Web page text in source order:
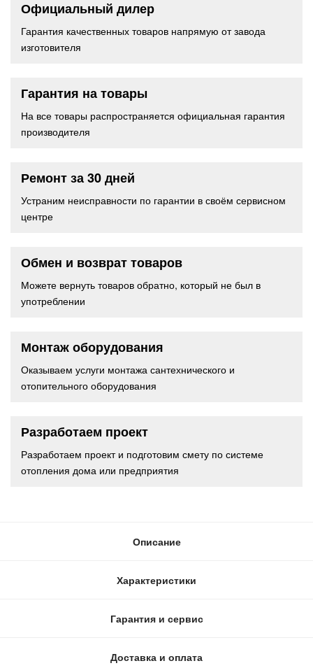
Официальный дилер
Гарантия качественных товаров напрямую от завода
изготовителя
Гарантия на товары
На все товары распространяется официальная гарантия
производителя
Ремонт за 30 дней
Устраним неисправности по гарантии в своём сервисном
центре
Обмен и возврат товаров
Можете вернуть товаров обратно, который не был в
употреблении
Монтаж оборудования
Оказываем услуги монтажа сантехнического и
отопительного оборудования
Разработаем проект
Разработаем проект и подготовим смету по системе
отопления дома или предприятия
Описание
Характеристики
Гарантия и сервис
Доставка и оплата